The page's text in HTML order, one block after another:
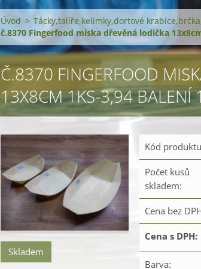
Úvod > Tácky,talíře,kelímky,dortové
č.8370 Fingerfood miska dřevěná lodička
Č.8370 FINGERFOOD
13X8CM 1KS-3,94 BALENÍ
Skladem
Kód
Počet kusů
skladem:
Cena bez
Cena s DPH:
Barva: